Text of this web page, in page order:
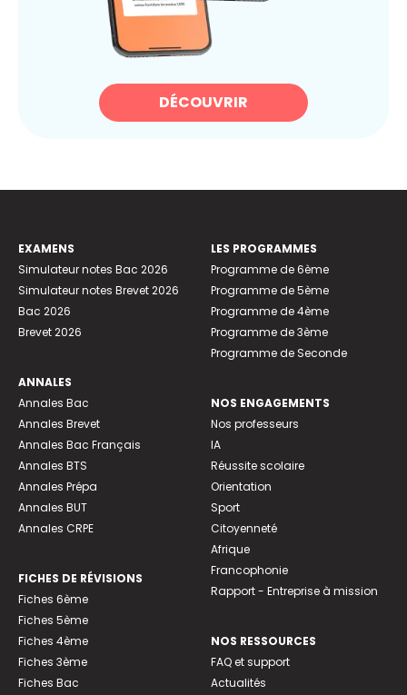
DÉCOUVRIR
EXAMENS
Simulateur notes Bac 2026
Simulateur notes Brevet 2026
Bac 2026
Brevet 2026
ANNALES
Annales Bac
Annales Brevet
Annales Bac Français
Annales BTS
Annales Prépa
Annales BUT
Annales CRPE
FICHES DE RÉVISIONS
Fiches 6ème
Fiches 5ème
Fiches 4ème
Fiches 3ème
Fiches Bac
LES PROGRAMMES
Programme de 6ème
Programme de 5ème
Programme de 4ème
Programme de 3ème
Programme de Seconde
NOS ENGAGEMENTS
Nos professeurs
IA
Réussite scolaire
Orientation
Sport
Citoyenneté
Afrique
Francophonie
Rapport - Entreprise à mission
NOS RESSOURCES
FAQ et support
Actualités